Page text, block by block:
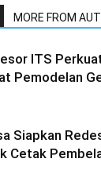
MORE FROM
ITS
Pemodelan
Siapkan
Cetak